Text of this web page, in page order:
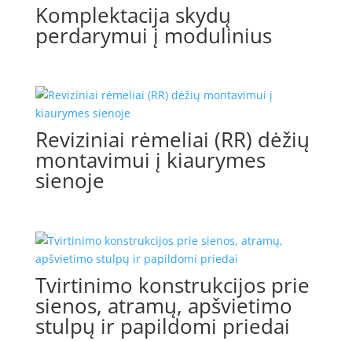
Komplektacija skydų
perdarymui į modulinius
Reviziniai rėmeliai (RR) dėžių
montavimui į kiaurymes
sienoje
Tvirtinimo konstrukcijos prie
sienos, atramų, apšvietimo
stulpų ir papildomi priedai